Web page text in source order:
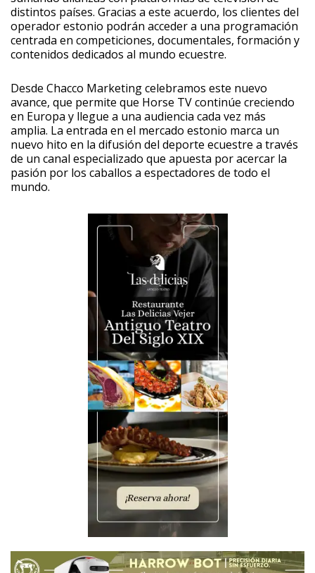
distintos países. Gracias a este acuerdo, los clientes del
operador estonio podrán acceder a una programación
centrada en competiciones, documentales, formación y
contenidos dedicados al mundo ecuestre.
Desde Chacco Marketing celebramos este nuevo
avance, que permite que Horse TV continúe creciendo
en Europa y llegue a una audiencia cada vez más
amplia. La entrada en el mercado estonio marca un
nuevo hito en la difusión del deporte ecuestre a través
de un canal especializado que apuesta por acercar la
pasión por los caballos a espectadores de todo el
mundo.